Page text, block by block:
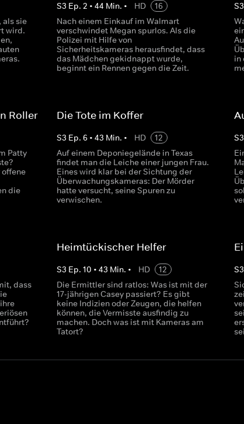
als sie
wird.
S3 Ep.2 •44 Min. • HD
16
Nach einem Einkauf im Walmart
verschwindet Megan spurlos. Als die
Polizei mit Hilfe von
Sicherheitskameras herausfindet, dass
das Mädchen gekidnappt wurde,
beginnt ein Rennen gegen die Zeit.
S3
in
Roller
Patty
die
Die Tote im Koffer
S3 Ep.6 •43 Min. • HD
12
Auf einem Deponiegelände in Texas
findet man die Leiche einer jungen Frau.
Eines wird klar bei der Sichtung der
Überwachungskameras: Der Mörder
hatte versucht, seine Spuren zu
verwischen.
S3
dass
Heimtückischer Helfer
S3 Ep.10 •43 Min. • HD
12
Die Ermittler sind ratlos: Was ist mit der
17-jährigen Casey passiert? Es gibt
keine Indizien oder Zeugen, die helfen
können, die Vermisste ausfindig zu
machen. Doch was ist mit Kameras am
Tatort?
S3